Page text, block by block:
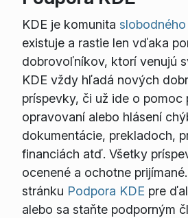
KDE je komunita
existuje a rastie len vďaka
dobrovoľníkov, ktorí venujú
KDE vždy hľadá nových
príspevky, či už ide o pomoc
opravovaní alebo hlásení
dokumentácie, prekladoch,
financiách atď. Všetky
ocenené a ochotne
stránku Podpora KDE pre
alebo sa staňte podporným